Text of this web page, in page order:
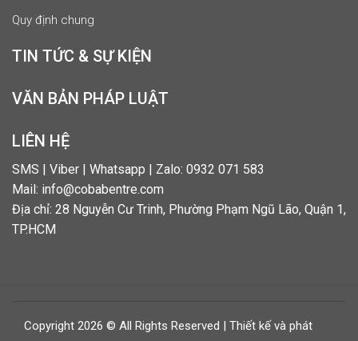
Quy định chung
TIN TỨC & SỰ KIỆN
VĂN BẢN PHÁP LUẬT
LIÊN HỆ
SMS | Viber | Whatsapp | Zalo: 0932 071 583
Mail: info@cobabentre.com
Địa chỉ: 28 Nguyễn Cư Trinh, Phường Phạm Ngũ Lão, Quận 1,
TP.HCM
Copyright 2026 © All Rights Reserved | Thiết kế và phát